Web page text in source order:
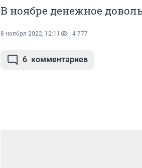
В ноябре денежное
8 ноября 2022, 12:11 4 777
6 комментариев